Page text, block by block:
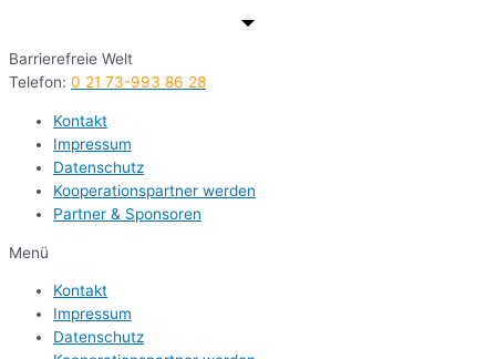
Barrierefreie Welt
Telefon: 0 21 73-993 86 28
Kontakt
Impressum
Datenschutz
Kooperationspartner werden
Partner & Sponsoren
Menü
Kontakt
Impressum
Datenschutz